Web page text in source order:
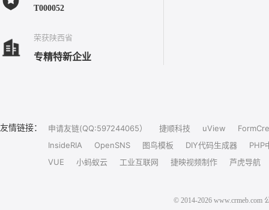
T000052
荣获陕西省
专精特新企业
友情链接： 申请友链(QQ:597244065） 捷顺科技 uView
InsideRIA
OpenSNS 图鸟模板 DIY代码生成器
PHP
VUE
小蚂蚁云 工业互联网 捷映视频制作 芦虎导航
© 2014-2026